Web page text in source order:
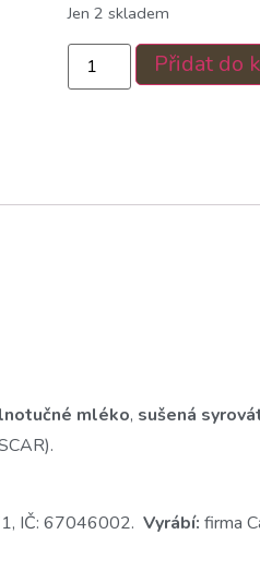
Jen 2 skladem
Přidat do
mléko, sušená
IČ: 67046002. Vyrábí: firma